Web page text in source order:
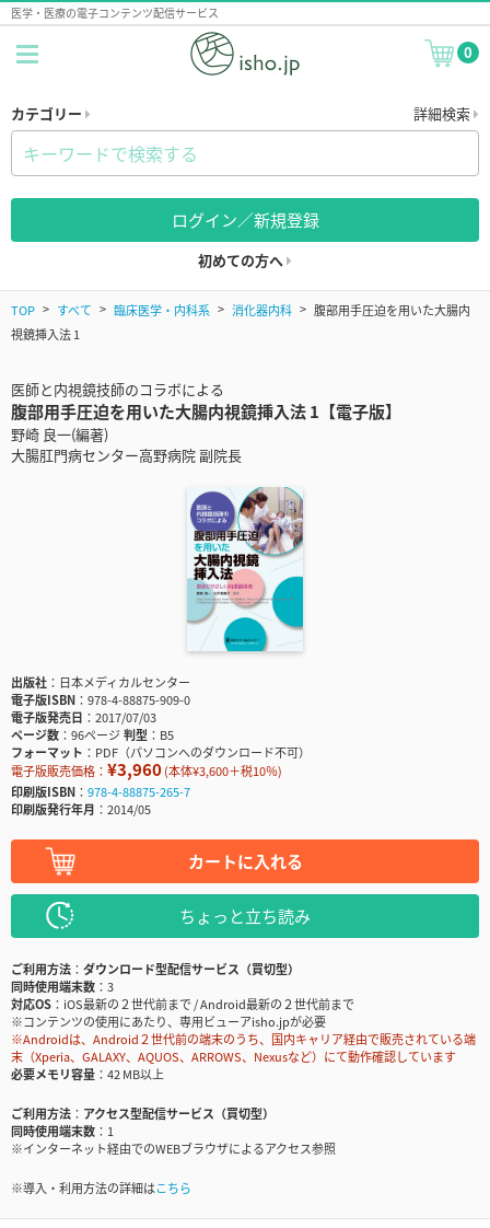
医学・医療の電子コンテンツ配信サービス
0
カテゴリー 詳細検索
ログイン／新規登録
初めての方へ
TOP すべて 臨床医学・内科系 消化器内科
腹部用手圧迫を用いた大腸内
視鏡挿入法 1
医師と内視鏡技師のコラボによる
腹部用手圧迫を用いた大腸内視鏡挿入法 1【電子版】
野崎 良一(編著)
大腸肛門病センター高野病院 副院長
出版社
日本メディカルセンター
電子版ISBN
978-4-88875-909-0
電子版発売日
2017/07/03
ページ数
96ページ判型
B5
フォーマット
PDF（パソコンへのダウンロード不可）
電子版販売価格： ¥3,960(本体¥3,600＋税10％)
印刷版ISBN
978-4-88875-265-7
印刷版発行年月
2014/05
カートに入れる
ちょっと立ち読み
ご利用方法
ダウンロード型配信サービス（買切型）
同時使用端末数
3
対応OS
iOS最新の２世代前まで / Android最新の２世代前まで
※コンテンツの使用にあたり、専用ビューアisho.jpが必要
※Androidは、Android２世代前の端末のうち、国内キャリア経由で販売されている端
末（Xperia、GALAXY、AQUOS、ARROWS、Nexusなど）にて動作確認しています
必要メモリ容量
42 MB以上
ご利用方法
アクセス型配信サービス（買切型）
同時使用端末数
1
※インターネット経由でのWEBブラウザによるアクセス参照
※導入・利用方法の詳細はこちら